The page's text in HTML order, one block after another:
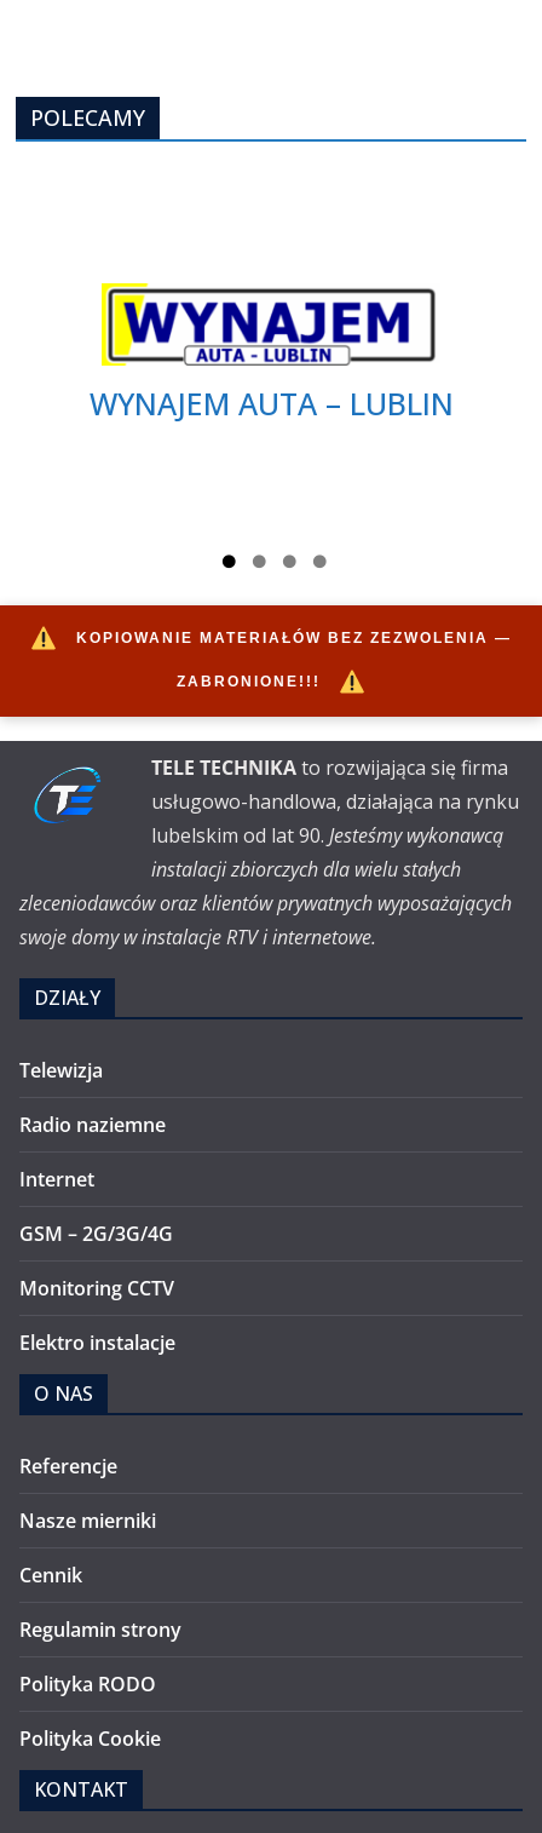
POLECAMY
WYNAJEM AUTA – LUBLIN
KOPIOWANIE MATERIAŁÓW BEZ ZEZWOLENIA —
ZABRONIONE!!!
TELE TECHNIKAto rozwijająca się firma
usługowo-handlowa, działająca na rynku
lubelskim od lat 90. Jesteśmy wykonawcą
instalacji zbiorczych dla wielu stałych
zleceniodawców oraz klientów prywatnych wyposażających
swoje domy w instalacje RTV i internetowe.
DZIAŁY
Telewizja
Radio naziemne
Internet
GSM – 2G/3G/4G
Monitoring CCTV
Elektro instalacje
O NAS
Referencje
Nasze mierniki
Cennik
Regulamin strony
Polityka RODO
Polityka Cookie
KONTAKT